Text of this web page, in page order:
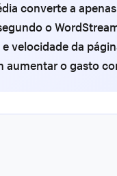
converte a
o
velocidade da
aumentar o gasto